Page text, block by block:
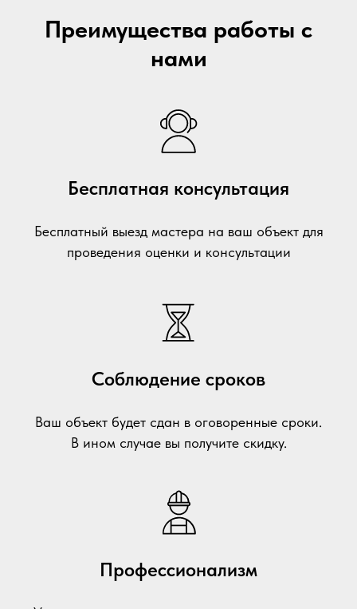
Преимущества работы с
нами
Бесплатная консультация
Бесплатный выезд мастера на ваш объект для
проведения оценки и консультации
Соблюдение сроков
Ваш объект будет сдан в оговоренные сроки.
В ином случае вы получите скидку.
Профессионализм